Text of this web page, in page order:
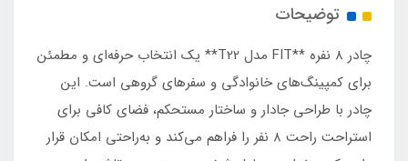
ابعاد بسته بندی
15 × 16 × 68 سانتی‌متر
وزن
توضیحات
چادر ۸ نفره **FIT مدل T22** یک انتخاب حرفه‌ای و مطمئن
برای کمپینگ‌های خانوادگی و سفرهای گروهی است. این
چادر با طراحی جادار و ساختار مستحکم، فضای کافی برای
استراحت راحت ۸ نفر را فراهم می‌کند و به‌راحتی امکان قرار